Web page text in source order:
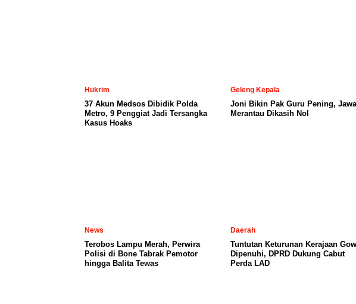
Hukrim
37 Akun Medsos Dibidik Polda
Metro, 9 Penggiat Jadi Tersangka
Kasus Hoaks
Geleng Kepala
Joni Bikin Pak Guru Pening,
Merantau Dikasih Nol
News
Terobos Lampu Merah, Perwira
Polisi di Bone Tabrak Pemotor
hingga Balita Tewas
Daerah
Tuntutan Keturunan Kerajaan
Dipenuhi, DPRD Dukung Cabut
Perda LAD